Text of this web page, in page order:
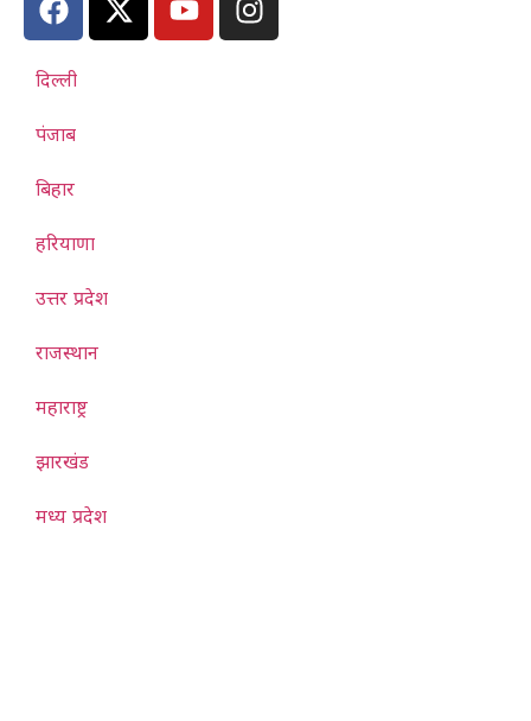
दिल्ली
पंजाब
बिहार
हरियाणा
उत्तर प्रदेश
राजस्थान
महाराष्ट्र
झारखंड
मध्य प्रदेश